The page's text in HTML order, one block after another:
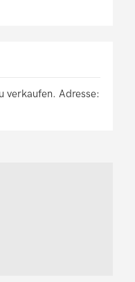
verkaufen. Adresse: